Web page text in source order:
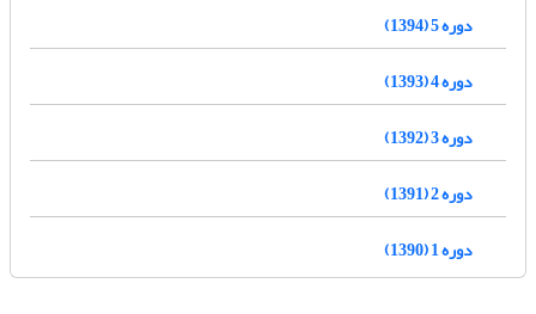
دوره 5 (1394)
دوره 4 (1393)
دوره 3 (1392)
دوره 2 (1391)
دوره 1 (1390)